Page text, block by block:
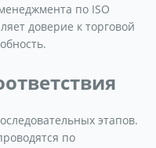
по ISO
доверие к торговой
этапов.
по